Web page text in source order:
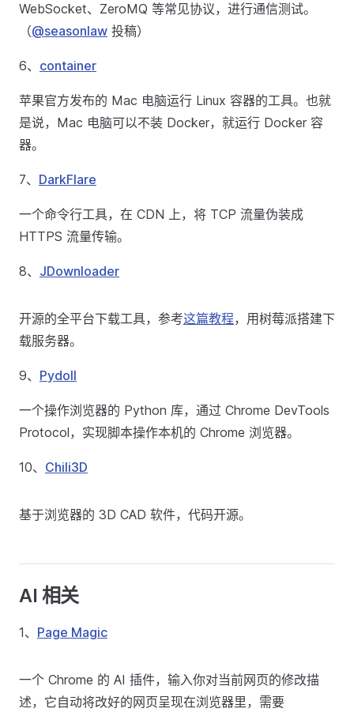
WebSocket、ZeroMQ 等常见协议，进行通信测试。
（@seasonlaw 投稿）
6、 container
苹果官方发布的 Mac 电脑运行 Linux 容器的工具。也就
是说，Mac 电脑可以不装 Docker，就运行 Docker 容
器。
7、 DarkFlare
一个命令行工具，在 CDN 上，将 TCP 流量伪装成
HTTPS 流量传输。
8、 JDownloader
开源的全平台下载工具，参考这篇教程，用树莓派搭建下
载服务器。
9、 Pydoll
一个操作浏览器的 Python 库，通过 Chrome DevTools
Protocol，实现脚本操作本机的 Chrome 浏览器。
10、 Chili3D
基于浏览器的 3D CAD 软件，代码开源。
AI 相关
1、 Page Magic
一个 Chrome 的 AI 插件，输入你对当前网页的修改描
述，它自动将改好的网页呈现在浏览器里，需要